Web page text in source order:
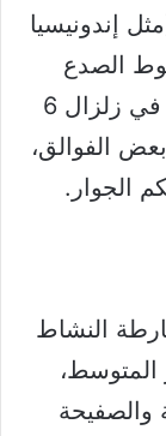
إندونيسيا
الصدع
الرئيسية، وتتأثر بها سوريا كما حدث في زلزال 6
الفوالق،
الجوار.
النشاط
المتوسط،
والصفيحة